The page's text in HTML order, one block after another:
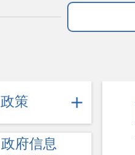
政策
政府信息